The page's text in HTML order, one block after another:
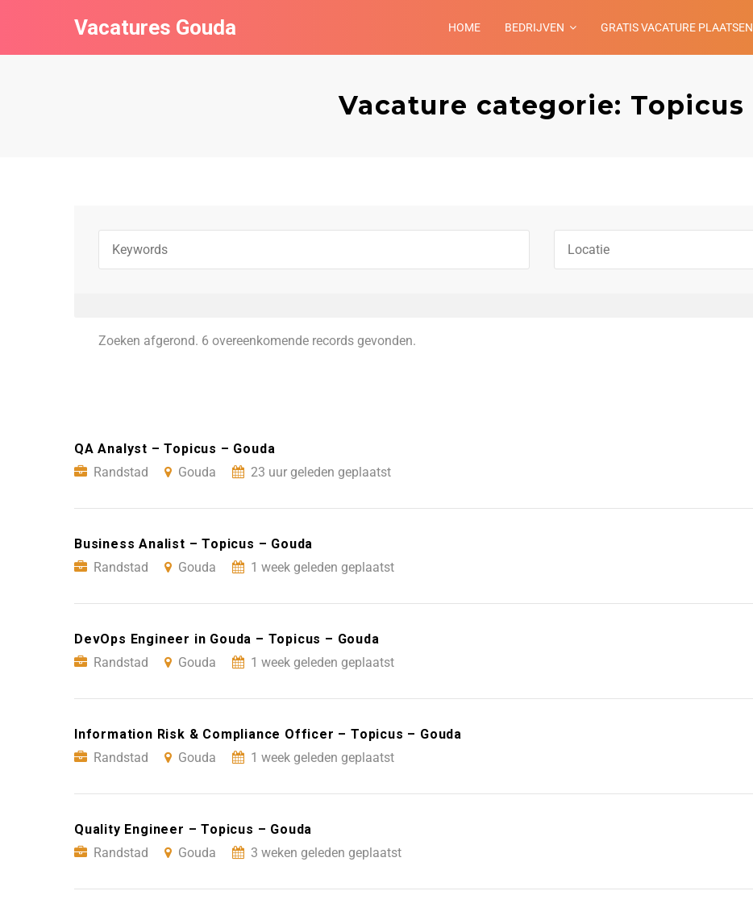
Vacatures Gouda HOME BEDRIJVEN GRATIS VACATURE PLAATSEN
Vacature categorie: Topicus
Zoeken afgerond. 6 overeenkomende records gevonden.
QA Analyst – Topicus – Gouda
Randstad
Gouda 23 uur geleden geplaatst
Business Analist – Topicus – Gouda
Randstad
Gouda 1 week geleden geplaatst
DevOps Engineer in Gouda – Topicus – Gouda
Randstad
Gouda 1 week geleden geplaatst
Information Risk & Compliance Officer – Topicus – Gouda
Randstad
Gouda 1 week geleden geplaatst
Quality Engineer – Topicus – Gouda
Randstad
Gouda 3 weken geleden geplaatst